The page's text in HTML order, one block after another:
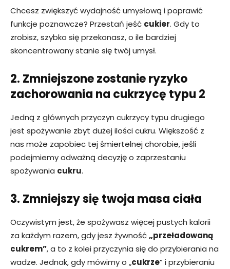
Chcesz zwiększyć wydajność umysłową i poprawić
funkcje poznawcze? Przestań jeść cukier. Gdy to
zrobisz, szybko się przekonasz, o ile bardziej
skoncentrowany stanie się twój umysł.
2. Zmniejszone zostanie ryzyko
zachorowania na cukrzycę typu 2
Jedną z głównych przyczyn cukrzycy typu drugiego
jest spożywanie zbyt dużej ilości cukru. Większość z
nas może zapobiec tej śmiertelnej chorobie, jeśli
podejmiemy odważną decyzję o zaprzestaniu
spożywania cukru.
3. Zmniejszy się twoja masa ciała
Oczywistym jest, że spożywasz więcej pustych kalorii
za każdym razem, gdy jesz żywność„przeładowaną
cukrem”, a to z kolei przyczynia się do przybierania na
wadze. Jednak, gdy mówimy o „cukrze” i przybieraniu